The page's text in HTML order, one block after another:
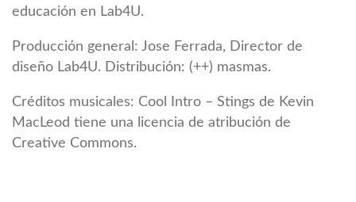
educación en Lab4U.
Producción general: Jose Ferrada, Director de
diseño Lab4U. Distribución: (++) masmas.
Créditos musicales: Cool Intro – Stings de Kevin
MacLeod tiene una licencia de atribución de
Creative Commons.